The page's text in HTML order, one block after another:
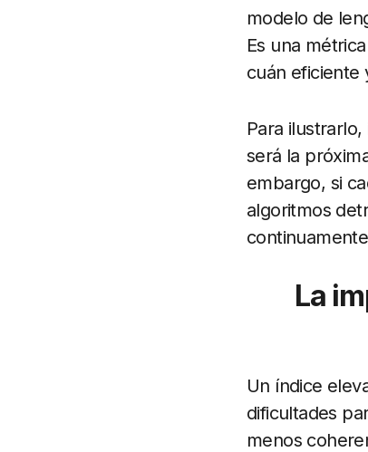
modelo de
Es una
cuán eficiente
Para
será la
embargo, si
algoritmos
La
Un índice
dificultades
menos